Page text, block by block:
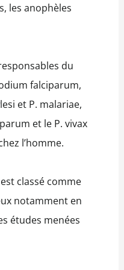
les anophèles
du
falciparum,
et P. malariae,
et le P. vivax
l’homme.
classé comme
notamment en
études menées